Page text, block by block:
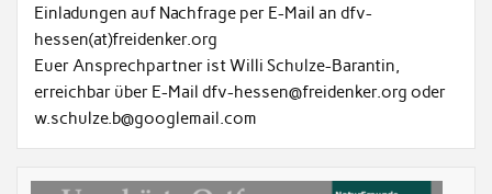
Einladungen auf Nachfrage per E-Mail an dfv-
hessen(at)freidenker.org
Euer Ansprechpartner ist Willi Schulze-Barantin,
erreichbar über E-Mail dfv-hessen@freidenker.org oder
w.schulze.b@googlemail.com